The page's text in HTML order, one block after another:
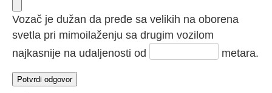
Vozač je dužan da pređe sa velikih na oborena
svetla pri mimoilaženju sa drugim vozilom
najkasnije na udaljenosti od
metara.